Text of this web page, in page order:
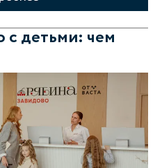
с детьми: чем